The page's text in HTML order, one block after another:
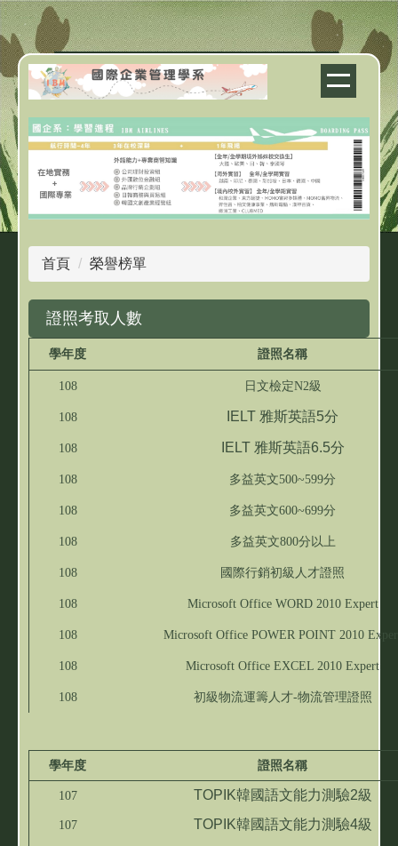
跳
到
主
要
內
容
區
首頁 榮譽榜單
證照考取人數
學年度 證照名稱
108 日文檢定N2級
108 IELT 雅斯英語5分
108 IELT 雅斯英語6.5分
108 多益英文500~599分
108 多益英文600~699分
108 多益英文800分以上
108 國際行銷初級人才證照
108 Microsoft Office WORD 2010 Expert
108 Microsoft Office POWER POINT 2010
108 Microsoft Office EXCEL 2010 Expert
108 初級物流運籌人才-物流管理證照
學年度 證照名稱
107 TOPIK韓國語文能力測驗2級
107 TOPIK韓國語文能力測驗4級